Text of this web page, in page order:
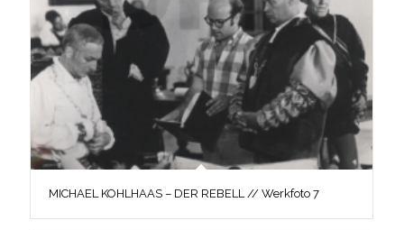
MICHAEL KOHLHAAS – DER REBELL // Werkfoto 7